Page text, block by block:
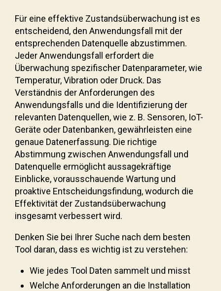
Für eine effektive Zustandsüberwachung ist es
entscheidend, den Anwendungsfall mit der
entsprechenden Datenquelle abzustimmen.
Jeder Anwendungsfall erfordert die
Überwachung spezifischer Datenparameter, wie
Temperatur, Vibration oder Druck. Das
Verständnis der Anforderungen des
Anwendungsfalls und die Identifizierung der
relevanten Datenquellen, wie z. B. Sensoren, IoT-
Geräte oder Datenbanken, gewährleisten eine
genaue Datenerfassung. Die richtige
Abstimmung zwischen Anwendungsfall und
Datenquelle ermöglicht aussagekräftige
Einblicke, vorausschauende Wartung und
proaktive Entscheidungsfindung, wodurch die
Effektivität der Zustandsüberwachung
insgesamt verbessert wird.
Denken Sie bei Ihrer Suche nach dem besten
Tool daran, dass es wichtig ist zu verstehen:
Wie jedes Tool Daten sammelt und misst
Welche Anforderungen an die Installation